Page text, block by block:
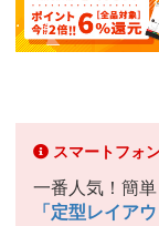
スマートフォ
一番人気！簡
「定型レイア